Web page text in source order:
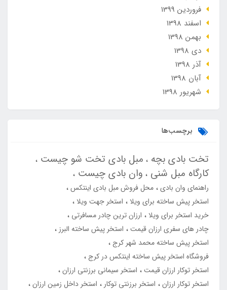
فروردین 1399
اسفند 1398
بهمن 1398
دی 1398
آذر 1398
آبان 1398
شهریور 1398
برچسب‌ها
تخت بادی بچه مبل بادی تخت شو چیست
کارگاه مبل شنی وان بادی چیست
راهنمای وان بادی محل فروش مبل بادی اینتکس
استخر پیش ساخته برای ویلا
استخر جهت ویلا
خرید استخر برای ویلا
ارزان ترین چادر مسافرتی
چادر های سفری ارزان قیمت
استخر پیش ساخته البرز
استخر پیش ساخته محمد شهر کرج
فروشگاه استخر پیش ساخته اینتکس در کرج
استخر توکار ارزان قیمت
استخر سیمانی برزنتی ارزان
استخر توکار ارزان
استخر برزنتی توکار
استخر داخل زمین ارزان